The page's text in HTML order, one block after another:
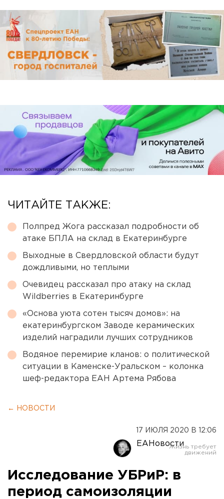
ЧИТАЙТЕ ТАКЖЕ:
Полпред Жога рассказал подробности об
атаке БПЛА на склад в Екатеринбурге
Выходные в Свердловской области будут
дождливыми, но теплыми
Очевидец рассказал про атаку на склад
Wildberries в Екатеринбурге
«Основа уюта сотен тысяч домов»: на
екатеринбургском Заводе керамических
изделий наградили лучших сотрудников
Водяное перемирие кланов: о политической
ситуации в Каменске-Уральском – колонка
шеф-редактора ЕАН Артема Рябова
← НОВОСТИ
17 ИЮЛЯ 2020 В 12:06
ЕАНовости
Исследование УБРиР: в
период самоизоляции